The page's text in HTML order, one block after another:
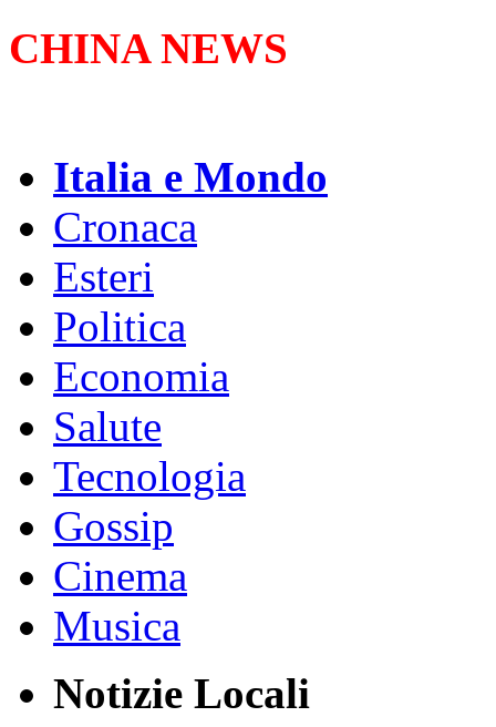
CHINA NEWS
Italia e Mondo
Cronaca
Esteri
Politica
Economia
Salute
Tecnologia
Gossip
Cinema
Musica
Notizie Locali